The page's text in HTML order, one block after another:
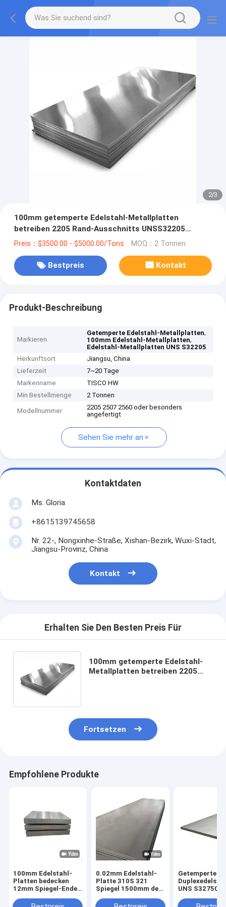
2/3
100mm getemperte Edelstahl-Metallplatten
betreiben 2205 Rand-Ausschnitts UNSS32205
EN1.4410
Preis：$3500.00 - $5000.00/Tons MOQ：2 Tonnen
Bestpreis Kontakt
Produkt-Beschreibung
Markieren
Getemperte Edelstahl-Metallplatten,
100mm Edelstahl-Metallplatten,
Edelstahl-Metallplatten UNS S32205
Herkunftsort
Jiangsu, China
Lieferzeit
7~20 Tage
Markenname
TISCO HW
Min Bestellmenge
2 Tonnen
Modellnummer
2205 2507 2560 oder besonders
angefertigt
Sehen Sie mehr an
Kontaktdaten
Ms. Gloria
+8615139745658
Nr. 22-, Nongxinhe-Straße, Xishan-Bezirk, Wuxi-Stadt,
Jiangsu-Provinz, China
Kontakt
Erhalten Sie Den Besten Preis Für
100mm getemperte Edelstahl-
Metallplatten betreiben 2205
Fortsetzen
Empfohlene Produkte
100mm Edelstahl-
Platten bedecken
12mm Spiegel-Ende
630 904L
0.02mm Edelstahl-
Platte 310S 321
Spiegel 1500mm des
Getempertes
UNS S32750
Ende